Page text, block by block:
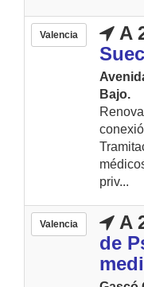
Valencia A
Bajo.
priv...
Valencia A
de